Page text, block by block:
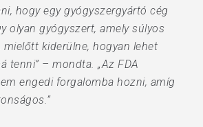
hogy egy gyógyszergyártó cég
olyan gyógyszert, amely súlyos
mielőtt kiderülne, hogyan lehet
tenni” – mondta. „Az FDA
engedi forgalomba hozni, amíg